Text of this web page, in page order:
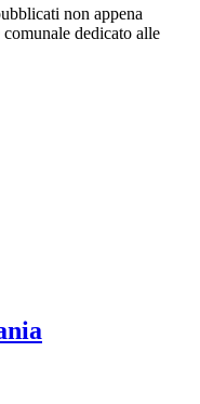
non appena
dedicato alle